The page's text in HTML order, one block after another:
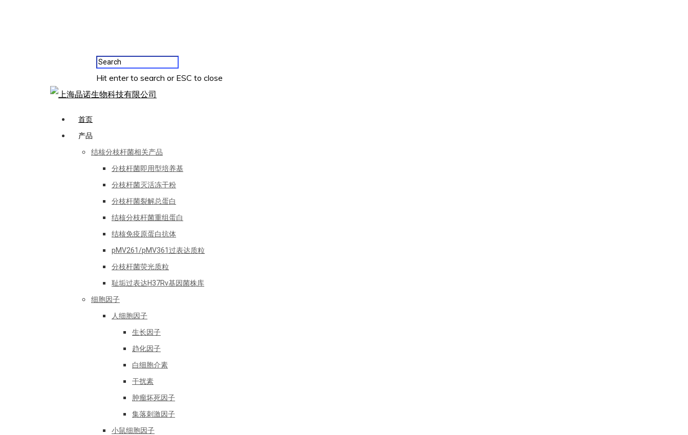
Hit enter to search or ESC to close
首页
产品
结核分枝杆菌相关产品
分枝杆菌即用型培养基
分枝杆菌灭活冻干粉
分枝杆菌裂解总蛋白
结核分枝杆菌重组蛋白
结核免疫原蛋白抗体
pMV261/pMV361过表达质粒
分枝杆菌荧光质粒
耻垢过表达H37Rv基因菌株库
细胞因子
人细胞因子
生长因子
趋化因子
白细胞介素
干扰素
肿瘤坏死因子
集落刺激因子
小鼠细胞因子